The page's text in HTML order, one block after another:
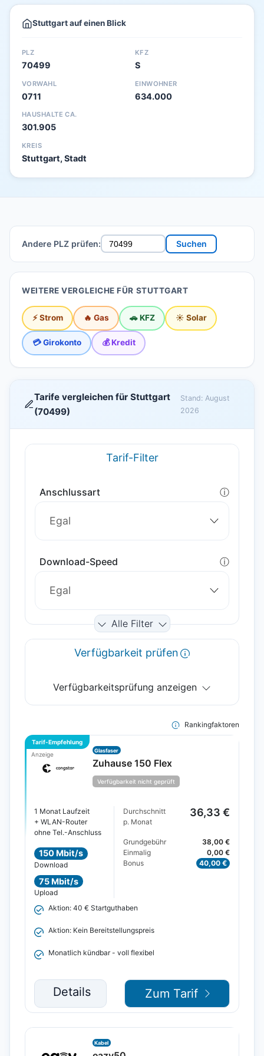
Stuttgart auf einen Blick
PLZ
70499
KFZ
S
VORWAHL
0711
EINWOHNER
634.000
HAUSHALTE CA.
301.905
KREIS
Stuttgart, Stadt
Andere PLZ prüfen: Suchen
WEITERE VERGLEICHE FÜR STUTTGART
⚡ Strom 🔥 Gas 🚗 KFZ ☀️ Solar
💳 Girokonto 💰 Kredit
Tarife vergleichen für Stuttgart
(70499)
Stand: August
2026